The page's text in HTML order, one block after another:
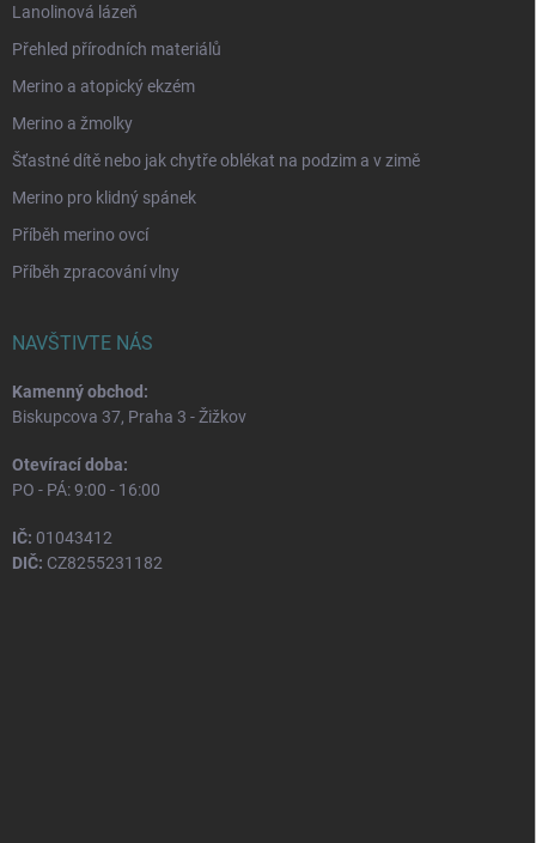
Lanolinová lázeň
Přehled přírodních materiálů
Merino a atopický ekzém
Merino a žmolky
Šťastné dítě nebo jak chytře oblékat na podzim a v zimě
Merino pro klidný spánek
Příběh merino ovcí
Příběh zpracování vlny
NAVŠTIVTE NÁS
Kamenný obchod:
Biskupcova 37, Praha 3 - Žižkov
Otevírací doba:
PO - PÁ: 9:00 - 16:00
IČ: 01043412
DIČ: CZ8255231182